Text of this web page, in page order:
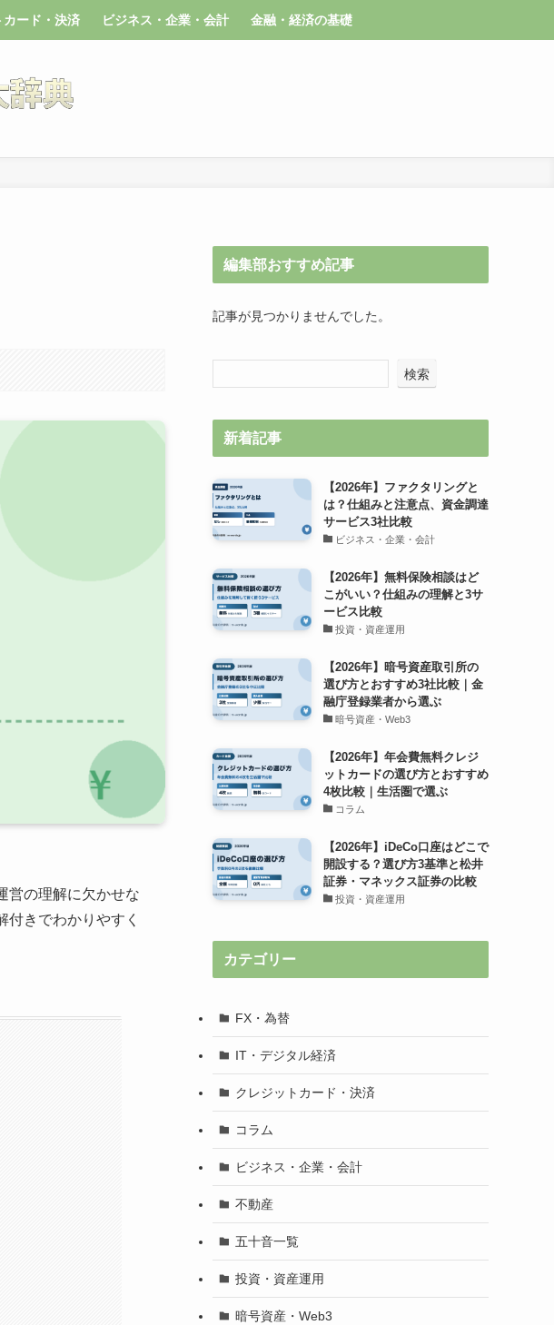
カード・決済 ビジネス・企業・会計 金融・経済の基礎
営の理解に欠かせな
きでわかりやすく
編集部おすすめ記事
記事が見つかりませんでした。
検索
新着記事
【2026年】ファクタリングと
は？仕組みと注意点、資金調達
サービス3社比較
ビジネス・企業・会計
【2026年】無料保険相談はど
こがいい？仕組みの理解と3サ
ービス比較
投資・資産運用
【2026年】暗号資産取引所の
選び方とおすすめ3社比較｜金
融庁登録業者から選ぶ
暗号資産・Web3
【2026年】年会費無料クレジ
ットカードの選び方とおすすめ
4枚比較｜生活圏で選ぶ
コラム
【2026年】iDeCo口座はどこで
開設する？選び方3基準と松井
証券・マネックス証券の比較
投資・資産運用
カテゴリー
FX・為替
IT・デジタル経済
クレジットカード・決済
コラム
ビジネス・企業・会計
不動産
五十音一覧
投資・資産運用
暗号資産・Web3